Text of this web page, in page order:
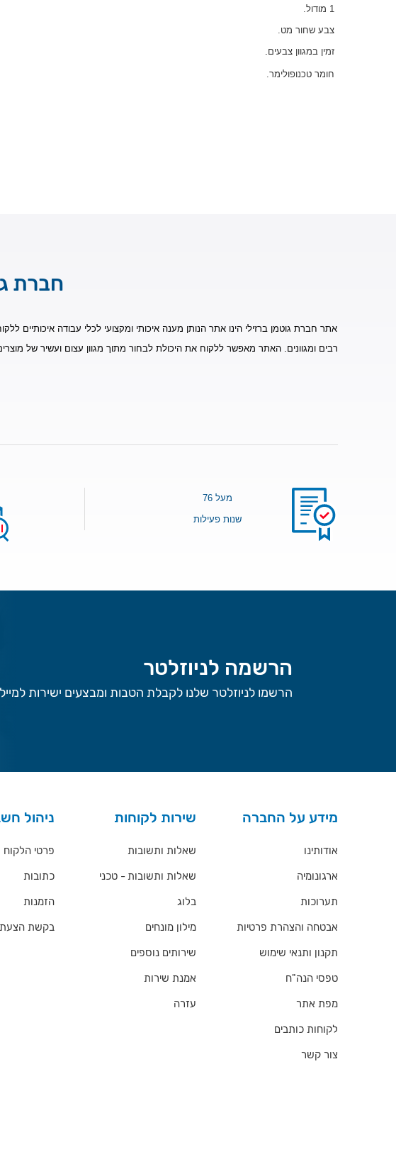
1 מודול.
צבע שחור מט.
זמין במגוון צבעים.
חומר טכנופולימר.
חברת
אתר חברת גוטמן ברזילי הינו אתר הנותן מענה איכותי ומקצועי לכלי עבודה איכותיים
רבים ומגוונים. האתר מאפשר ללקוח את היכולת לבחור מתוך מגוון עצום ועשיר של
מעל 76
שנות פעילות
הרשמה לניוזלטר
הרשמו לניוזלטר שלנו לקבלת הטבות ומבצעים ישירות
מידע על החברה
אודותינו
ארגונומיה
תערוכות
אבטחה והצהרת פרטיות
תקנון ותנאי שימוש
טפסי הנה"ח
מפת אתר
לקוחות כותבים
צור קשר
שירות לקוחות
שאלות ותשובות
שאלות ותשובות - טכני
בלוג
מילון מונחים
שירותים נוספים
אמנת שירות
עזרה
ניהול
פרטי הלקוח
כתובות
הזמנות
בקשת הצעת